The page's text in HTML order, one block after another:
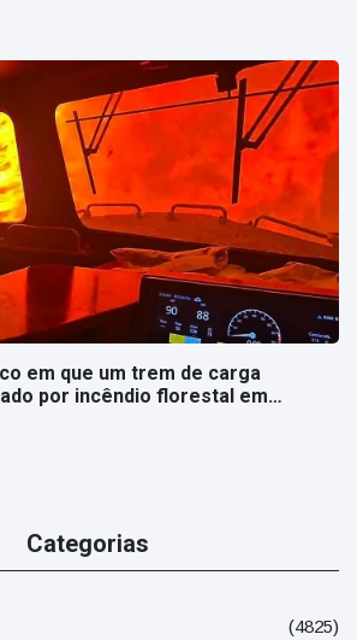
em que um trem de carga
por incêndio florestal em
Categorias
(4825)